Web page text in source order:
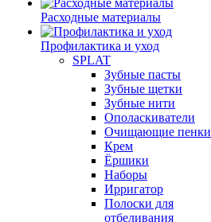
Расходные материалы
Профилактика и уход
SPLAT
Зубные пасты
Зубные щетки
Зубные нити
Ополаскиватели
Очищающие пенки
Крем
Ёршики
Наборы
Ирригатор
Полоски для
отбеливания